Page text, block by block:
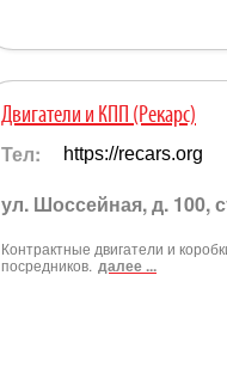
Двигатели и КПП (Рекарс)
Тел: https://recars.org
ул. Шоссейная, д. 100,
Контрактные двигатели и
посредников. далее ...